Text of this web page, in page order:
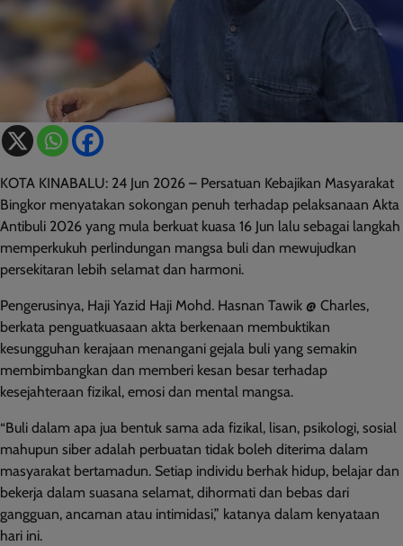
KOTA KINABALU: 24 Jun 2026 – Persatuan Kebajikan Masyarakat
Bingkor menyatakan sokongan penuh terhadap pelaksanaan Akta
Antibuli 2026 yang mula berkuat kuasa 16 Jun lalu sebagai langkah
memperkukuh perlindungan mangsa buli dan mewujudkan
persekitaran lebih selamat dan harmoni.
Pengerusinya, Haji Yazid Haji Mohd. Hasnan Tawik @ Charles,
berkata penguatkuasaan akta berkenaan membuktikan
kesungguhan kerajaan menangani gejala buli yang semakin
membimbangkan dan memberi kesan besar terhadap
kesejahteraan fizikal, emosi dan mental mangsa.
“Buli dalam apa jua bentuk sama ada fizikal, lisan, psikologi, sosial
mahupun siber adalah perbuatan tidak boleh diterima dalam
masyarakat bertamadun. Setiap individu berhak hidup, belajar dan
bekerja dalam suasana selamat, dihormati dan bebas dari
gangguan, ancaman atau intimidasi,” katanya dalam kenyataan
hari ini.